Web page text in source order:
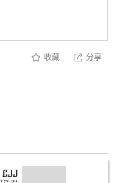
收藏 分享